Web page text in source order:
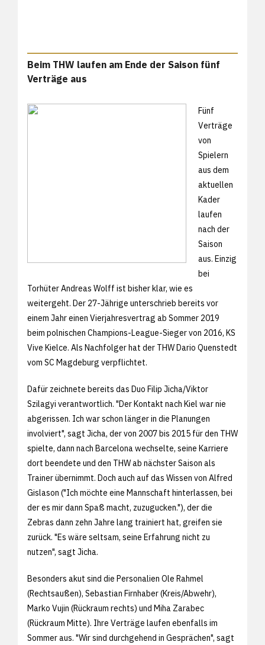
Beim THW laufen am Ende der Saison fünf
Verträge aus
Fünf
Verträge
von
Spielern
aus dem
aktuellen
Kader
laufen
nach der
Saison
aus. Einzig
bei
Torhüter Andreas Wolff ist bisher klar, wie es
weitergeht. Der 27-Jährige unterschrieb bereits vor
einem Jahr einen Vierjahresvertrag ab Sommer 2019
beim polnischen Champions-League-Sieger von 2016, KS
Vive Kielce. Als Nachfolger hat der THW Dario Quenstedt
vom SC Magdeburg verpflichtet.
Dafür zeichnete bereits das Duo Filip Jicha/Viktor
Szilagyi verantwortlich. "Der Kontakt nach Kiel war nie
abgerissen. Ich war schon länger in die Planungen
involviert", sagt Jicha, der von 2007 bis 2015 für den THW
spielte, dann nach Barcelona wechselte, seine Karriere
dort beendete und den THW ab nächster Saison als
Trainer übernimmt. Doch auch auf das Wissen von Alfred
Gislason ("Ich möchte eine Mannschaft hinterlassen, bei
der es mir dann Spaß macht, zuzugucken."), der die
Zebras dann zehn Jahre lang trainiert hat, greifen sie
zurück. "Es wäre seltsam, seine Erfahrung nicht zu
nutzen", sagt Jicha.
Besonders akut sind die Personalien Ole Rahmel
(Rechtsaußen), Sebastian Firnhaber (Kreis/Abwehr),
Marko Vujin (Rückraum rechts) und Miha Zarabec
(Rückraum Mitte). Ihre Verträge laufen ebenfalls im
Sommer aus. "Wir sind durchgehend in Gesprächen", sagt